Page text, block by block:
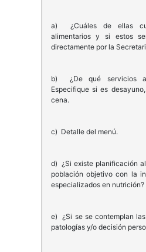
a) ¿Cuáles de ellas
alimentarios y si estos
directamente por la
b) ¿De qué servicios
Especifique si es
cena.
c) Detalle del menú.
d) ¿Si existe planificación
población objetivo con la
especializados en nutrición?
e) ¿Si se se contemplan
patologías y/o decisión